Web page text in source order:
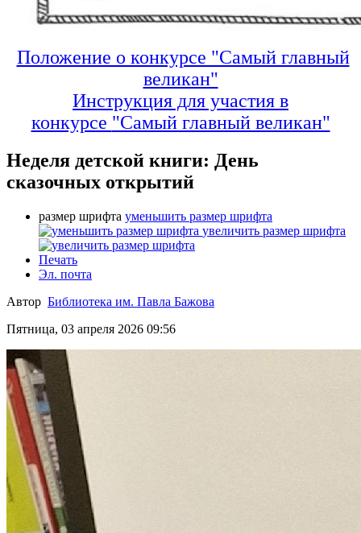
Положение о конкурсе "Самый главный
великан"
Инструкция для участия в
конкурсе "Самый главный великан"
Неделя детской книги: День
сказочных открытий
размер шрифта уменьшить размер шрифта
увеличить размер шрифта
Печать
Эл. почта
Автор Библиотека им. Павла Бажова
Пятница, 03 апреля 2026 09:56